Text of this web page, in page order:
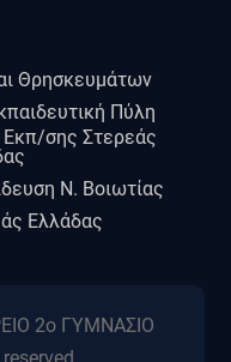
Θρησκευμάτων
Πύλη
σης Στερεάς
Ν. Βοιωτίας
Ελλάδας
2ο ΓΥΜΝΑΣΙΟ